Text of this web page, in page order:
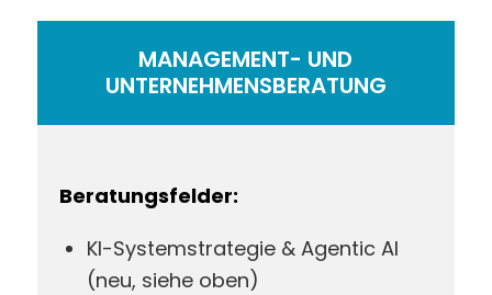
MANAGEMENT- UND
UNTERNEHMENSBERATUNG
Beratungsfelder:
KI-Systemstrategie & Agentic AI
(neu, siehe oben)